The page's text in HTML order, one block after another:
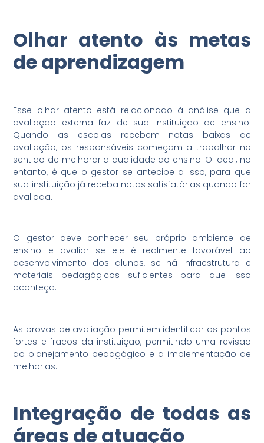
Olhar atento às metas
de aprendizagem
Esse olhar atento está relacionado à análise que a
avaliação externa faz de sua instituição de ensino.
Quando as escolas recebem notas baixas de
avaliação, os responsáveis começam a trabalhar no
sentido de melhorar a qualidade do ensino. O ideal, no
entanto, é que o gestor se antecipe a isso, para que
sua instituição já receba notas satisfatórias quando for
avaliada.
O gestor deve conhecer seu próprio ambiente de
ensino e avaliar se ele é realmente favorável ao
desenvolvimento dos alunos, se há infraestrutura e
materiais pedagógicos suficientes para que isso
aconteça.
As provas de avaliação permitem identificar os pontos
fortes e fracos da instituição, permitindo uma revisão
do planejamento pedagógico e a implementação de
melhorias.
Integração de todas as
áreas de atuação